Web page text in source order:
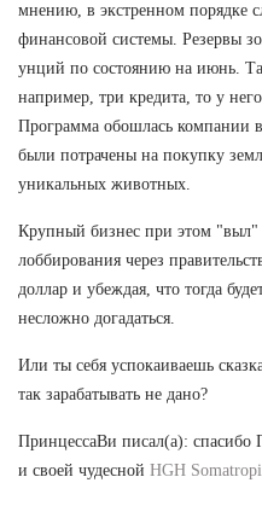
мнению, в экстренном порядке
финансовой системы. Резервы
унций по состоянию на июнь.
например, три кредита, то у
Программа обошлась компании
были потрачены на покупку
уникальных животных.
Крупный бизнес при этом
лоббирования через
доллар и убеждая, что тогда
несложно догадаться.
Или ты себя успокаиваешь
так зарабатывать не дано?
ПринцессаВи писал(а): спасибо
и своей чудесной HGH